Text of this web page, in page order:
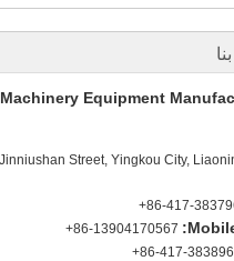
Equipment
Street, Yingkou City,
+86-417-
+86-13904170567
+86-417-